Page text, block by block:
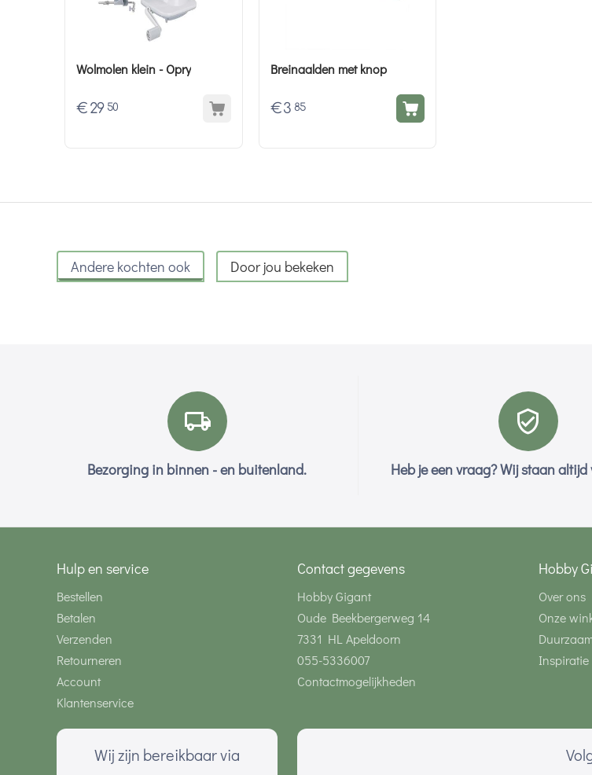
Wolmolen klein - Opry
€ 29 50
Breinaalden met knop
€3 85
Andere kochten ook Door jou bekeken
Bezorging in binnen - en buitenland. Heb je een vraag? Wij staan
Hulp en service
Bestellen
Betalen
Verzenden
Retourneren
Account
Klantenservice
Contact gegevens
Hobby Gigant
Oude Beekbergerweg 14
7331 HL Apeldoorn
055-5336007
Contactmogelijkheden
Hobby
Over ons
Onze
Inspiratie
Wij zijn bereikbaar via